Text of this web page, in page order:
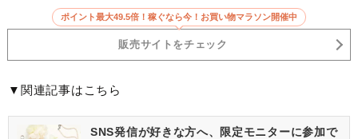
ポイント最大49.5倍！稼ぐなら今！お買い物マラソン開催中
販売サイトをチェック
▼関連記事はこちら
SNS発信が好きな方へ、限定モニターに参加で